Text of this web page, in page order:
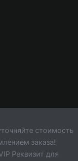
стоимость
заказа!
Реквизит для